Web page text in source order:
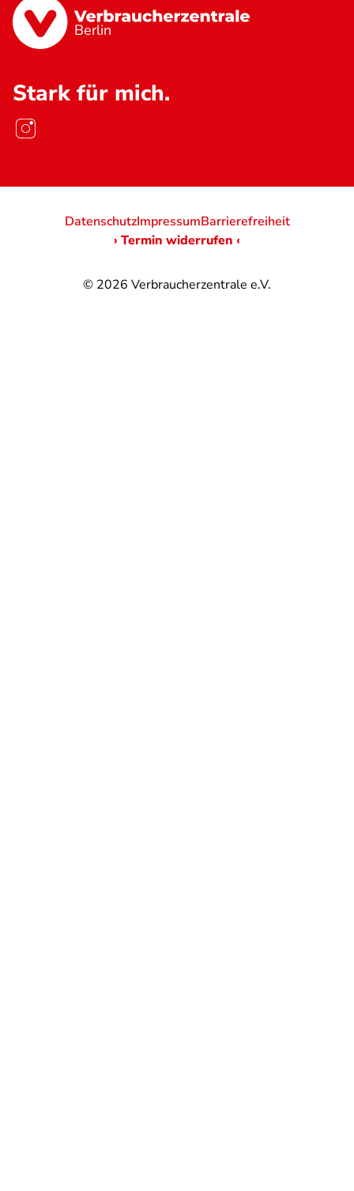
Berlin
Stark für mich.
© 2026 Verbraucherzentrale e.V.
DatenschutzImpressumBarrierefreiheit
› Termin widerrufen ‹